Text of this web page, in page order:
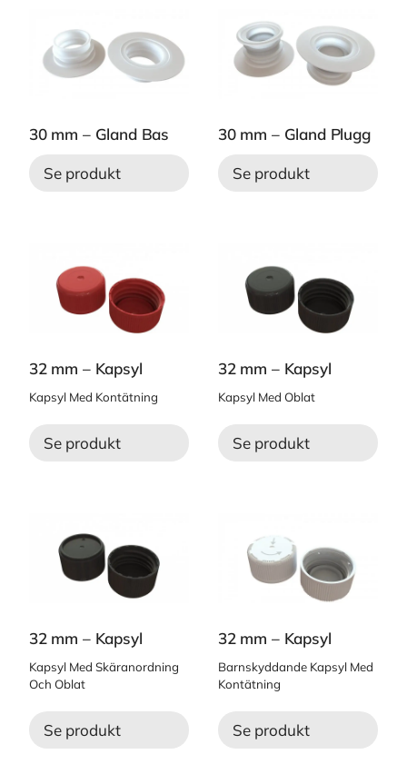
30 mm – Gland Bas
Se produkt
30 mm – Gland Plugg
Se produkt
32 mm – Kapsyl
Kapsyl Med Kontätning
Se produkt
32 mm – Kapsyl
Kapsyl Med Oblat
Se produkt
32 mm – Kapsyl
Kapsyl Med Skäranordning
Och Oblat
Se produkt
32 mm – Kapsyl
Barnskyddande Kapsyl Med
Kontätning
Se produkt